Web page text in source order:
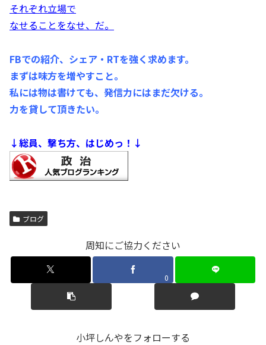
それぞれ立場で
なせることをなせ、だ。
FBでの紹介、シェア・RTを強く求めます。
まずは味方を増やすこと。
私には物は書けても、発信力にはまだ欠ける。
力を貸して頂きたい。
↓総員、撃ち方、はじめっ！↓
ブログ
周知にご協力ください
0
小坪しんやをフォローする